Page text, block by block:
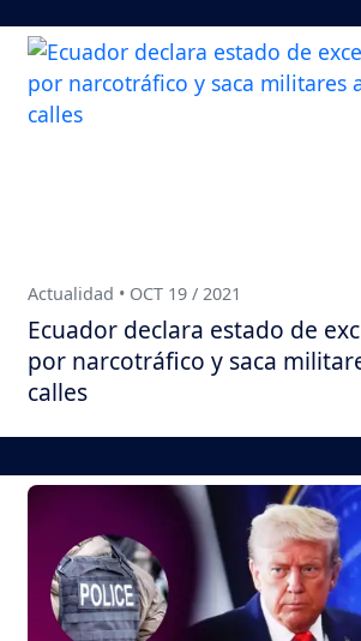
Actualidad • OCT 19 / 2021
Ecuador declara estado de
por narcotráfico y saca
calles